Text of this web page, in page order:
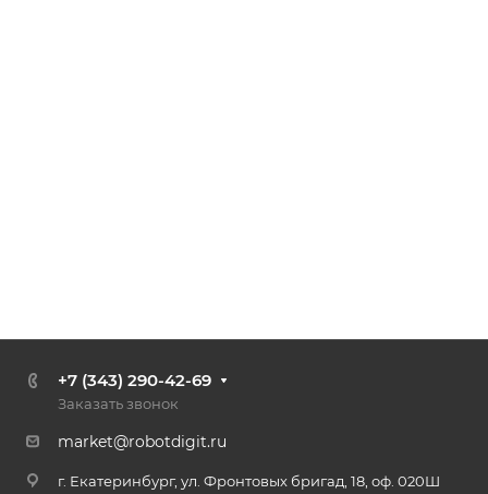
+7 (343) 290-42-69
Заказать звонок
market@robotdigit.ru
г. Екатеринбург, ул. Фронтовых бригад, 18, оф. 020Ш